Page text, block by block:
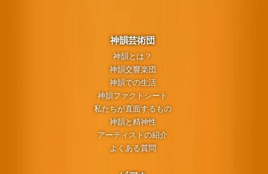
神韻芸術団
神韻とは？
神韻交響楽団
神韻での生活
神韻ファクトシート
私たちが直面するもの
神韻と精神性
アーティストの紹介
よくある質問